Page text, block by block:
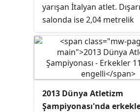
yarışan İtalyan atlet.
salonda ise 2,04 metrelik
elinde bulundurmaktadır.
olarak 0,35 metreyle,
yüksek atlamada elde
ile boyu arasındaki farkın
olduğu atlet konumundadır.
2013 Dünya Atletizm
Şampiyonası'nda